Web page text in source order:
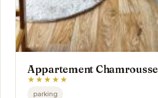
Appartement Chamrousse
★★★★★
parking